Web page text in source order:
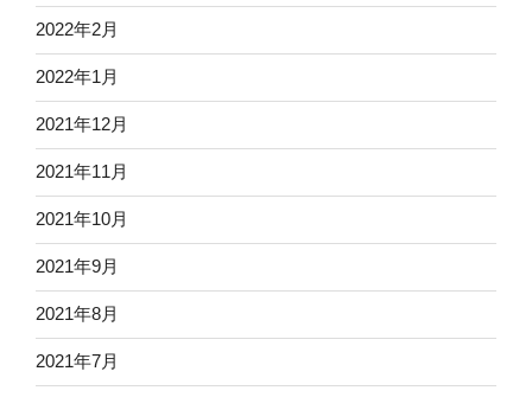
2022年2月
2022年1月
2021年12月
2021年11月
2021年10月
2021年9月
2021年8月
2021年7月